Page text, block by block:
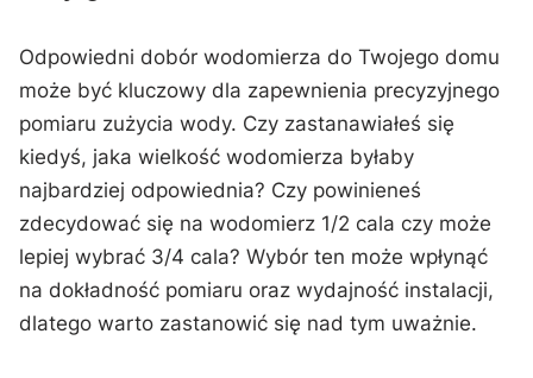
Odpowiedni dobór ‌wodomierza do Twojego domu
może być kluczowy dla zapewnienia precyzyjnego
pomiaru zużycia wody. Czy zastanawiałeś się
kiedyś, jaka wielkość ​wodomierza byłaby
najbardziej odpowiednia? Czy powinieneś
zdecydować się na wodomierz 1/2 cala czy może
lepiej wybrać 3/4 cala? Wybór ten może wpłynąć
na dokładność pomiaru oraz wydajność instalacji,
dlatego warto zastanowić się nad tym uważnie.